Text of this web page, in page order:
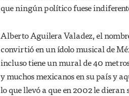
que ningún político fuese
Alberto Aguilera Valadez, el
convirtió en un ídolo musical de
incluso tiene un mural de 40
y muchos mexicanos en su país y
lo que llevó a que en 2002 le